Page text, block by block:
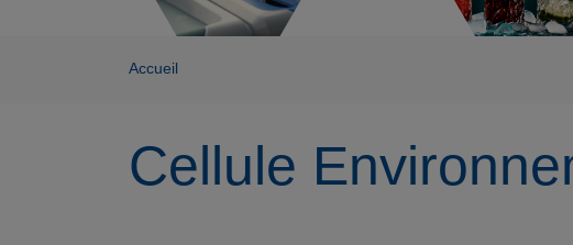
Accueil
Cellule